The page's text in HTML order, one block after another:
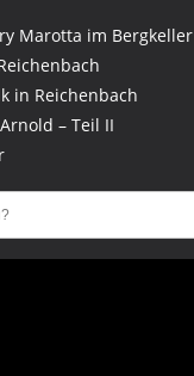
Marotta im Bergkeller
in Reichenbach
– Teil II